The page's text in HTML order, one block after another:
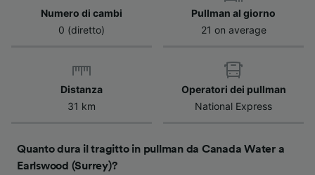
Numero di cambi
0 (diretto)
Pullman al giorno
21 on average
Distanza
31 km
Operatori dei pullman
National Express
Quanto dura il tragitto in pullman da Canada Water a
Earlswood (Surrey)?
Scansione attiva delle caratteristiche del
dispositivo ai fini dell’identificazione.
Archiviare informazioni su dispositivo e/o
personalizzati, misurazione delle prestazioni
dei contenuti e degli annunci, ricerche sul
pubblico, sviluppo di servizi.
Elenco dei partner (fornitori)